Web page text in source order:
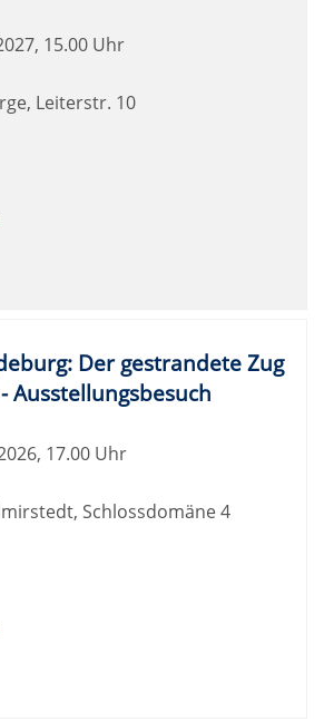
15.00 Uhr
Leiterstr. 10
Der gestrandete Zug
Ausstellungsbesuch
17.00 Uhr
Schlossdomäne 4